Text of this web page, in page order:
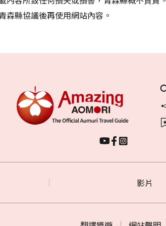
森縣協議後再使用網站內容。
影片